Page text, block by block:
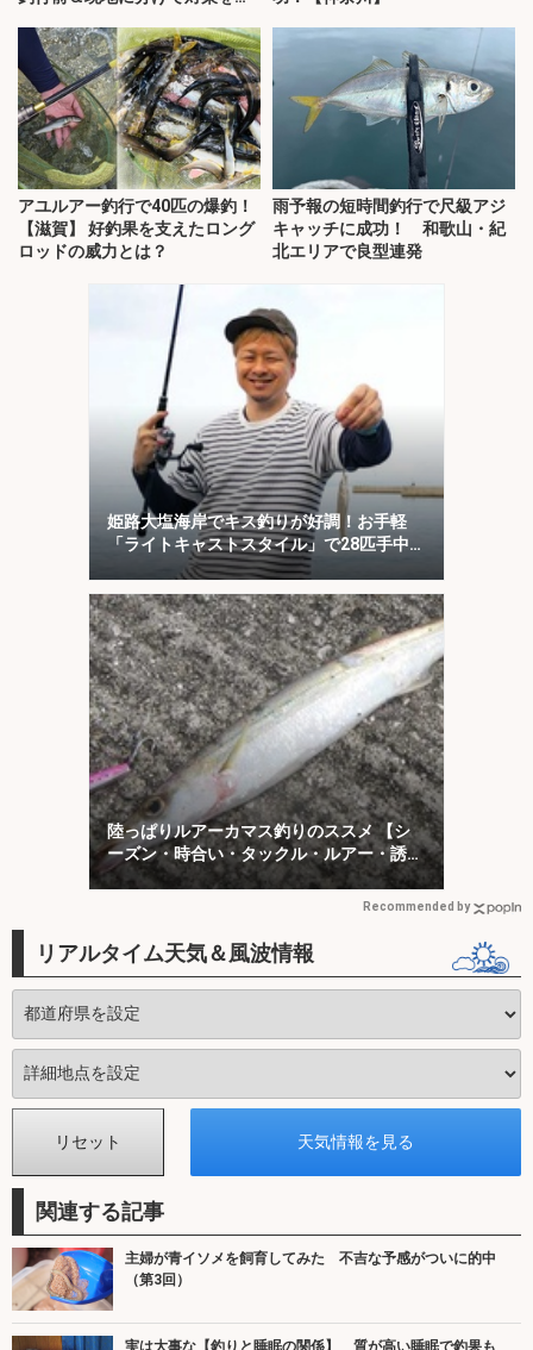
アユルアー釣行で40匹の爆釣！
【滋賀】 好釣果を支えたロング
ロッドの威力とは？
雨予報の短時間釣行で尺級アジ
キャッチに成功！ 和歌山・紀
北エリアで良型連発
姫路大塩海岸でキス釣りが好調！お手軽
「ライトキャストスタイル」で28匹手中
陸っぱりルアーカマス釣りのススメ 【シ
ーズン・時合い・タックル・ルアー・誘い
方を解説】
Recommended by
リアルタイム天気＆風波情報
関連する記事
主婦が青イソメを飼育してみた 不吉な予感がついに的中
（第3回）
実は大事な【釣りと睡眠の関係】 質が高い睡眠で釣果も